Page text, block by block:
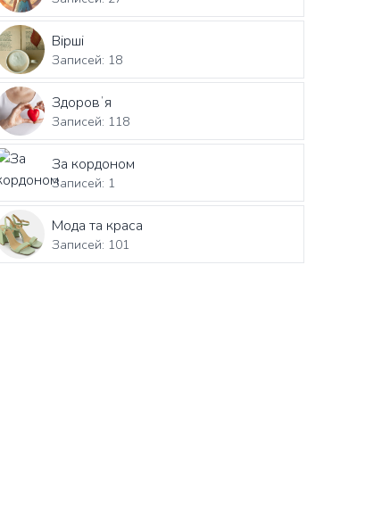
Вірші
Записей: 18
Здоровʼя
Записей: 118
За кордоном
Записей: 1
Мода та краса
Записей: 101